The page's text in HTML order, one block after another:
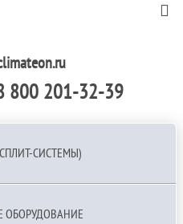
800 201-32-39
СИСТЕМЫ)
ОБОРУДОВАНИЕ